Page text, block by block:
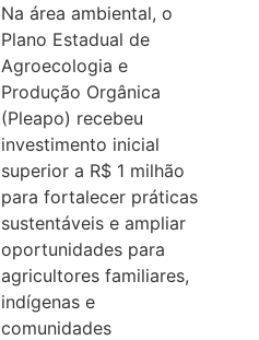
Na área ambiental, o
Plano Estadual de
Agroecologia e
Produção Orgânica
(Pleapo) recebeu
investimento inicial
superior a R$ 1 milhão
para fortalecer práticas
sustentáveis e ampliar
oportunidades para
agricultores familiares,
indígenas e
comunidades